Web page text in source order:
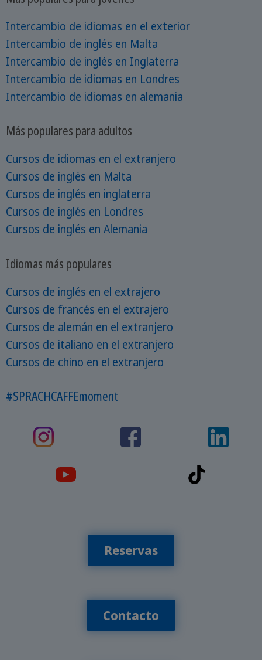
Intercambio de idiomas en el exterior
Intercambio de inglés en Malta
Intercambio de inglés en Inglaterra
Intercambio de idiomas en Londres
Intercambio de idiomas en alemania
Más populares para adultos
Cursos de idiomas en el extranjero
Cursos de inglés en Malta
Cursos de inglés en inglaterra
Cursos de inglés en Londres
Cursos de inglés en Alemania
Idiomas más populares
Cursos de inglés en el extrajero
Cursos de francés en el extrajero
Cursos de alemán en el extranjero
Cursos de italiano en el extranjero
Cursos de chino en el extranjero
#SPRACHCAFFEmoment
Reservas
Contacto